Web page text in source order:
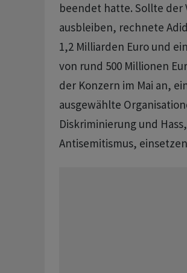
beendet hatte. Sollte der
ausbleiben, rechnete
1,2 Milliarden Euro und
von rund 500 Millionen
der Konzern im Mai an,
ausgewählte
Diskriminierung und
Antisemitismus,